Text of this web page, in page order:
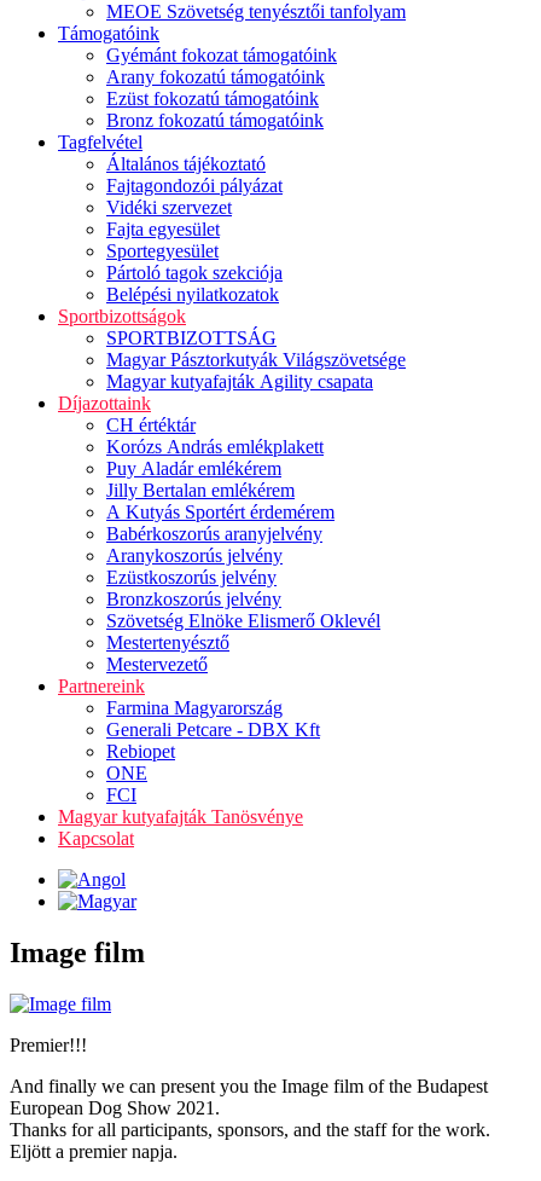
MEOE Szövetség tenyésztői tanfolyam
Támogatóink
Gyémánt fokozat támogatóink
Arany fokozatú támogatóink
Ezüst fokozatú támogatóink
Bronz fokozatú támogatóink
Tagfelvétel
Általános tájékoztató
Fajtagondozói pályázat
Vidéki szervezet
Fajta egyesület
Sportegyesület
Pártoló tagok szekciója
Belépési nyilatkozatok
Sportbizottságok
SPORTBIZOTTSÁG
Magyar Pásztorkutyák Világszövetsége
Magyar kutyafajták Agility csapata
Díjazottaink
CH értéktár
Korózs András emlékplakett
Puy Aladár emlékérem
Jilly Bertalan emlékérem
A Kutyás Sportért érdemérem
Babérkoszorús aranyjelvény
Aranykoszorús jelvény
Ezüstkoszorús jelvény
Bronzkoszorús jelvény
Szövetség Elnöke Elismerő Oklevél
Mestertenyésztő
Mestervezető
Partnereink
Farmina Magyarország
Generali Petcare - DBX Kft
Rebiopet
ONE
FCI
Magyar kutyafajták Tanösvénye
Kapcsolat
Image film
Premier!!!
And finally we can present you the Image film of the Budapest
European Dog Show 2021.
Thanks for all participants, sponsors, and the staff for the work.
Eljött a premier napja.